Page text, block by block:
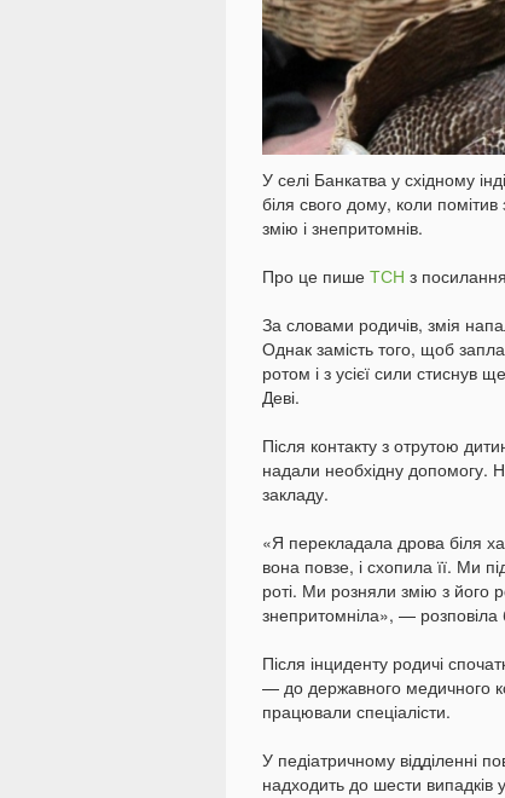
У селі Банкатва у східному
біля свого дому, коли
змію і знепритомнів.
Про це пише ТСН з
За словами родичів, змія
Однак замість того, щоб
ротом і з усієї сили
Деві.
Після контакту з отрутою
надали необхідну допомогу.
закладу.
«Я перекладала дрова біля
вона повзе, і схопила її. Ми
роті. Ми розняли змію з його
знепритомніла», — розповіла
Після інциденту родичі
— до державного медичного
працювали спеціалісти.
У педіатричному відділенні
надходить до шести випадків